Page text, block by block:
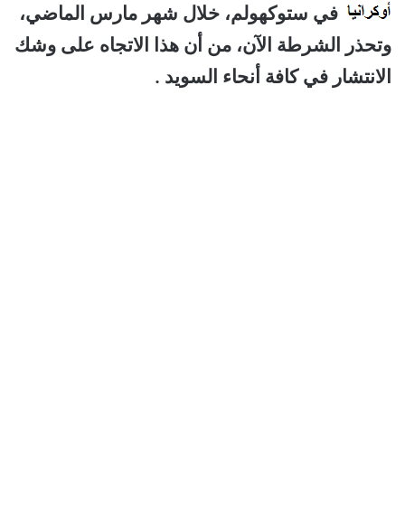
في ستوكهولم، خلال شهر مارس الماضي،
وتحذر الشرطة الآن، من أن هذا الاتجاه على وشك
الانتشار في كافة أنحاء السويد .